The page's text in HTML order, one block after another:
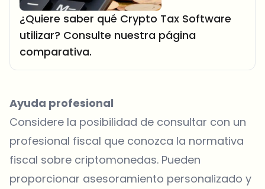
¿Quiere saber qué Crypto Tax Software
utilizar? Consulte nuestra página
comparativa.
Ayuda profesional
Considere la posibilidad de consultar con un
profesional fiscal que conozca la normativa
fiscal sobre criptomonedas. Pueden
proporcionar asesoramiento personalizado y